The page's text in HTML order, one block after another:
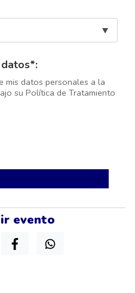
mis datos personales a la
su Política de Tratamiento
evento